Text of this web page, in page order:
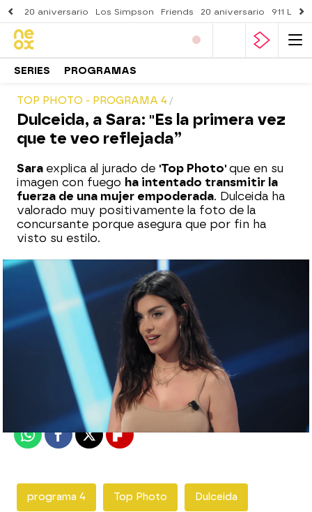
20 aniversario Los Simpson Friends 20 aniversario 911
SERIES PROGRAMAS
TOP PHOTO - PROGRAMA 4
Dulceida, a Sara: "Es la primera vez
que te veo reflejada”
Sara explica al jurado de 'Top Photo' que en su
imagen con fuego ha intentado transmitir la
fuerza de una mujer empoderada. Dulceida ha
valorado muy positivamente la foto de la
concursante porque asegura que por fin ha
visto su estilo.
Madrid
Publicado:05 de julio de 2020, 21:05
WhatsappFacebook
X Flipboard
programa 4 Top Photo Dulceida